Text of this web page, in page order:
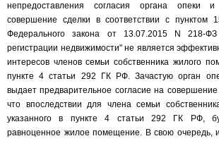
непредоставления согласия органа опеки
совершение сделки в соответствии с пунктом
Федерального закона от 13.07.2015 N 218-ФЗ
регистрации недвижимости" не является
интересов членов семьи собственника жилого
пункте 4 статьи 292 ГК РФ. Зачастую орган
выдает предварительное согласие на
что впоследствии для члена семьи
указанного в пункте 4 статьи 292 ГК РФ,
равноценное жилое помещение. В свою очередь,